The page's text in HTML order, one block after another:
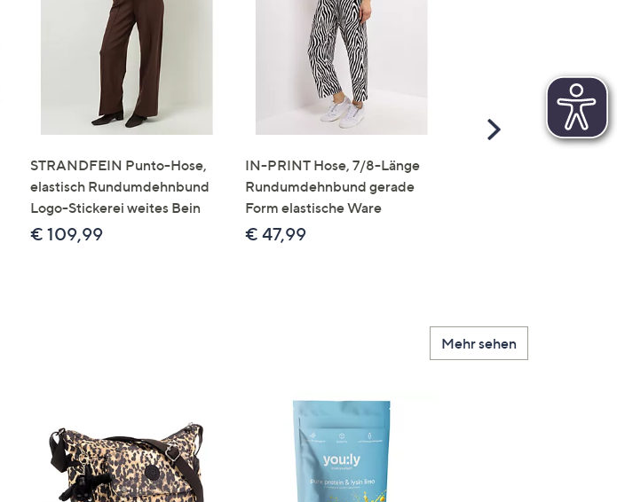
STRANDFEIN Punto-Hose,
elastisch Rundumdehnbund
Logo-Stickerei weites Bein
€ 109,99
IN-PRINT Hose, 7/8-Länge
Rundumdehnbund gerade
Form elastische Ware
€ 47,99
Scroll
Mehr sehen